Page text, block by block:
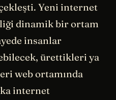
Yeni internet
dinamik bir ortam
insanlar
ürettikleri ya
web ortamında
internet